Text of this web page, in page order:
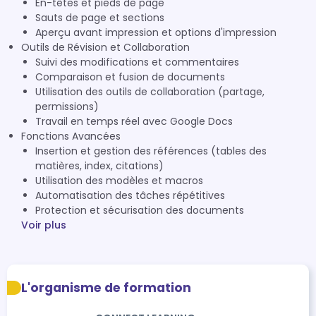
En-têtes et pieds de page
Sauts de page et sections
Aperçu avant impression et options d'impression
Outils de Révision et Collaboration
Suivi des modifications et commentaires
Comparaison et fusion de documents
Utilisation des outils de collaboration (partage,
permissions)
Travail en temps réel avec Google Docs
Fonctions Avancées
Insertion et gestion des références (tables des
matières, index, citations)
Utilisation des modèles et macros
Automatisation des tâches répétitives
Protection et sécurisation des documents
Voir plus
L'organisme de formation